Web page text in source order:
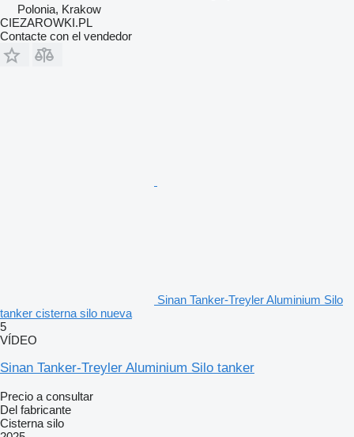
Polonia, Krakow
CIEZAROWKI.PL
Contacte con el vendedor
Sinan Tanker-Treyler Aluminium Silo
tanker cisterna silo nueva
5
VÍDEO
Sinan Tanker-Treyler Aluminium Silo tanker
Precio a consultar
Del fabricante
Cisterna silo